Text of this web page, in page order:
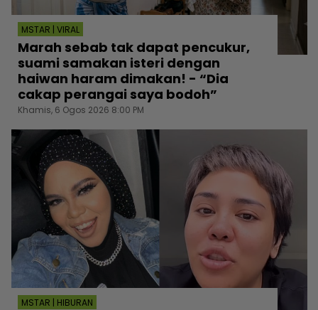
MSTAR | VIRAL
Marah sebab tak dapat pencukur,
suami samakan isteri dengan
haiwan haram dimakan! - “Dia
cakap perangai saya bodoh”
Khamis, 6 Ogos 2026 8:00 PM
MSTAR | HIBURAN